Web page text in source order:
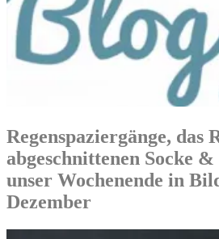
Regenspaziergänge, das
abgeschnittenen Socke
unser Wochenende in
Dezember